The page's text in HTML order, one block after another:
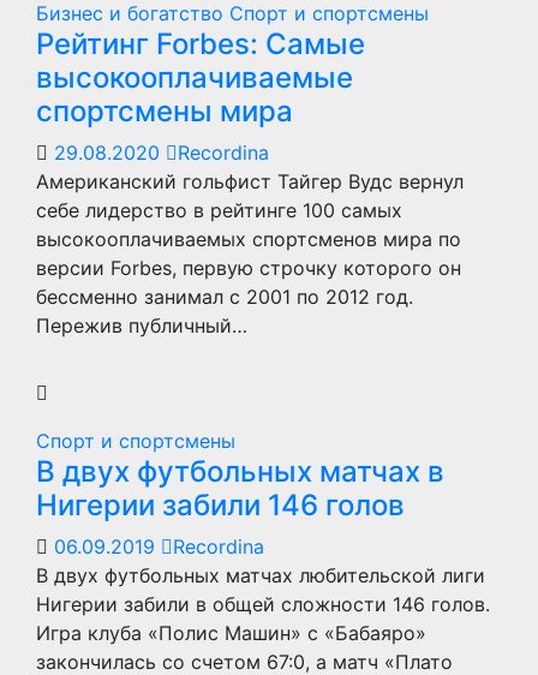
Бизнес и богатство Спорт и спортсмены
Рейтинг Forbes: Самые
высокооплачиваемые
спортсмены мира
29.08.2020
Recordina
Американский гольфист Тайгер Вудс вернул
себе лидерство в рейтинге 100 самых
высокооплачиваемых спортсменов мира по
версии Forbes, первую строчку которого он
бессменно занимал с 2001 по 2012 год.
Пережив публичный…
Спорт и спортсмены
В двух футбольных матчах в
Нигерии забили 146 голов
06.09.2019
Recordina
В двух футбольных матчах любительской лиги
Нигерии забили в общей сложности 146 голов.
Игра клуба «Полис Машин» с «Бабаяро»
закончилась со счетом 67:0, а матч «Плато